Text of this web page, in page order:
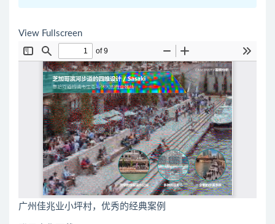
View Fullscreen
广州佳兆业小坪村，优秀的经典案例